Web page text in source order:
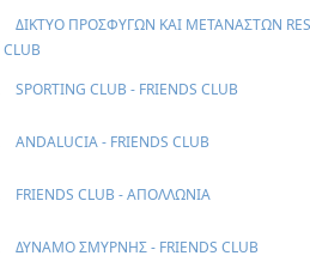
ΔΙΚΤΥΟ ΠΡΟΣΦΥΓΩΝ ΚΑΙ ΜΕΤΑΝΑΣΤΩΝ
CLUB
SPORTING CLUB - FRIENDS CLUB
ANDALUCIA - FRIENDS CLUB
FRIENDS CLUB - ΑΠΟΛΛΩΝΙΑ
ΔΥΝΑΜΟ ΣΜΥΡΝΗΣ - FRIENDS CLUB